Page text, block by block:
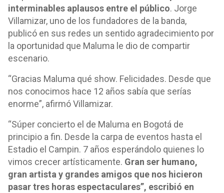
interminables aplausos entre el público. Jorge
Villamizar, uno de los fundadores de la banda,
publicó en sus redes un sentido agradecimiento por
la oportunidad que Maluma le dio de compartir
escenario.
“Gracias Maluma qué show. Felicidades. Desde que
nos conocimos hace 12 años sabía que serías
enorme”, afirmó Villamizar.
“Súper concierto el de Maluma en Bogotá de
principio a fin. Desde la carpa de eventos hasta el
Estadio el Campin. 7 años esperándolo quienes lo
vimos crecer artísticamente. Gran ser humano,
gran artista y grandes amigos que nos hicieron
pasar tres horas espectaculares”, escribió en